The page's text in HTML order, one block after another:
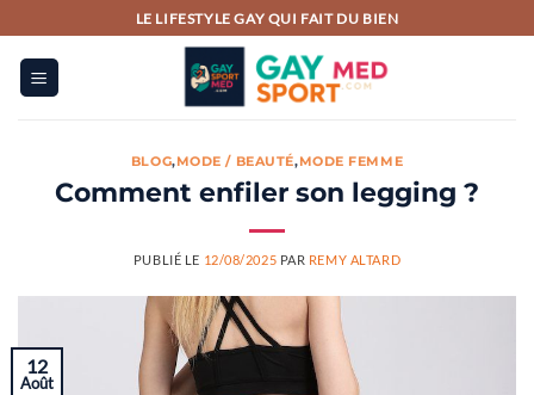
au
contenu
LE LIFESTYLE GAY QUI FAIT DU BIEN
BLOG,MODE / BEAUTÉ,MODE FEMME
Comment enfiler son legging ?
PUBLIÉ LE 12/08/2025 PAR REMY ALTARD
12
Août